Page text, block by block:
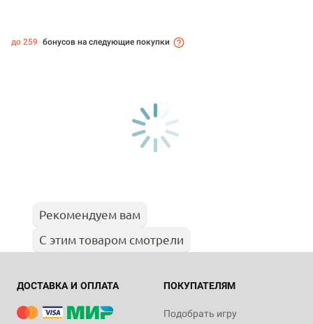
до 259 бонусов на следующие покупки
Рекомендуем вам
С этим товаром смотрели
ДОСТАВКА И ОПЛАТА ПОКУПАТЕЛЯМ
Подобрать игру